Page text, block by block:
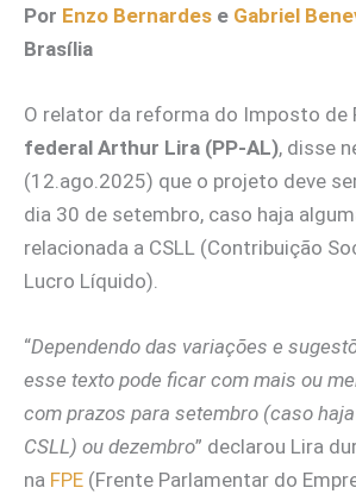
Por Enzo Bernardes e Gabriel
Brasília
O relator da reforma do Imposto de
federal Arthur Lira (PP-AL), disse
(12.ago.2025) que o projeto deve
dia 30 de setembro, caso haja
relacionada a CSLL (Contribuição
Lucro Líquido).
“Dependendo das variações e
esse texto pode ficar com mais ou
com prazos para setembro (caso
CSLL) ou dezembro” declarou Lira
na FPE (Frente Parlamentar do